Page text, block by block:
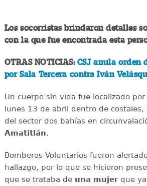
Los socorristas brindaron detalles
con la que fue encontrada esta
OTRAS NOTICIAS: CSJ anula orden
por Sala Tercera contra Iván
Un cuerpo sin vida fue localizado
lunes 13 de abril dentro de
del sector dos bahías en
Amatitlán.
Bomberos Voluntarios fueron
hallazgo, por lo que se hicieron
que se trataba de una mujerque ya